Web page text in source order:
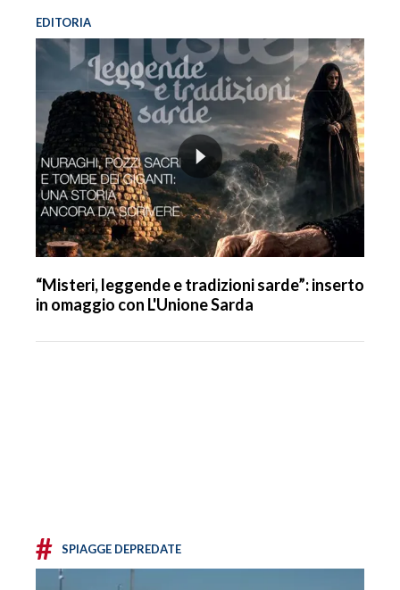
EDITORIA
“Misteri, leggende e tradizioni sarde”: inserto
in omaggio con L'Unione Sarda
# SPIAGGE DEPREDATE